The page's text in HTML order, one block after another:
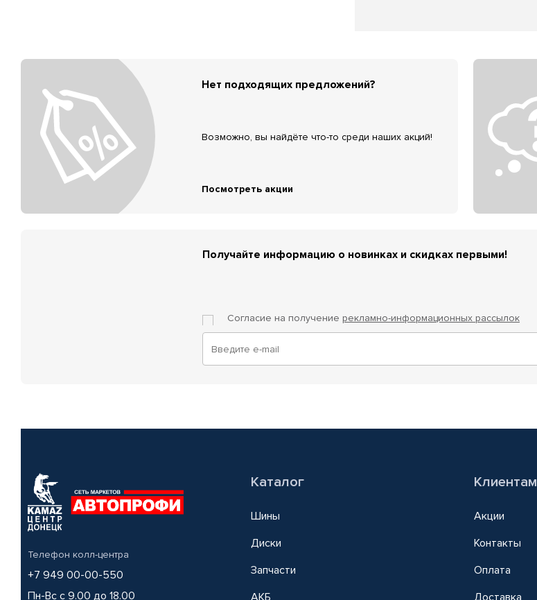
Нет подходящих предложений?
Возможно, вы найдёте что-то среди наших акций!
Посмотреть акции
Получайте информацию о новинках и скидках первыми!
Согласие на получение рекламно-информационных рассылок
Телефон колл-центра
+7 949 00-00-550
Пн-Вс с 9.00 до 18.00
Каталог
Шины
Диски
Запчасти
АКБ
Клиентам
Акции
Контакты
Оплата
Доставка